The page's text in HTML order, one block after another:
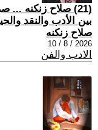
(21) صلاح زنكنه
بين الأدب والنقد
صلاح زنكنه
2026 / 8 / 10
الادب والفن